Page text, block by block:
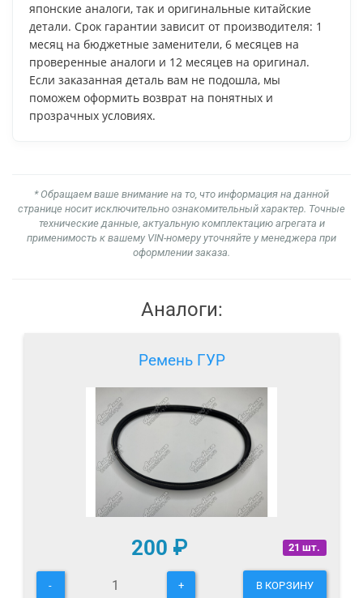
японские аналоги, так и оригинальные китайские
детали. Срок гарантии зависит от производителя: 1
месяц на бюджетные заменители, 6 месяцев на
проверенные аналоги и 12 месяцев на оригинал.
Если заказанная деталь вам не подошла, мы
поможем оформить возврат на понятных и
прозрачных условиях.
* Обращаем ваше внимание на то, что информация на данной
странице носит исключительно ознакомительный характер. Точные
технические данные, актуальную комплектацию агрегата и
применимость к вашему VIN-номеру уточняйте у менеджера при
оформлении заказа.
Аналоги:
Ремень ГУР
21 шт.
200 ₽
- + В КОРЗИНУ